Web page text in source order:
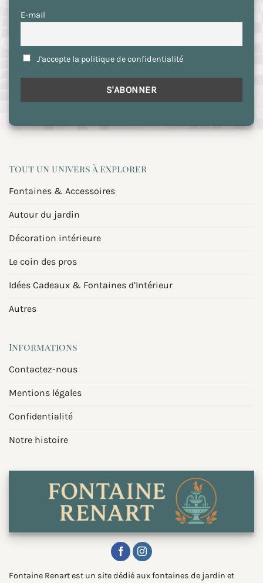
E-mail
J'accepte la politique de confidentialité
Tout un univers à explorer
Fontaines & Accessoires
Autour du jardin
Décoration intérieure
Le coin des pros
Idées Cadeaux & Fontaines d’Intérieur
Autres
Informations
Contactez-nous
Mentions légales
Confidentialité
Notre histoire
Fontaine Renart est un site dédié aux fontaines de jardin et